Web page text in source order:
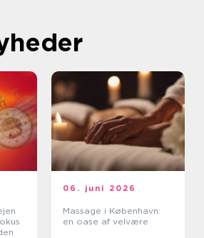
06. juni 2026
Massage i København:
en oase af velvære